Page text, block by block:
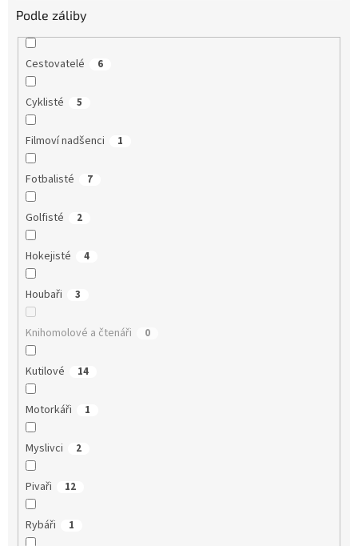
Podle záliby
Cestovatelé 6
Cyklisté 5
Filmoví nadšenci 1
Fotbalisté 7
Golfisté 2
Hokejisté 4
Houbaři 3
Knihomolové a čtenáři 0
Kutilové 14
Motorkáři 1
Myslivci 2
Pivaři 12
Rybáři 1